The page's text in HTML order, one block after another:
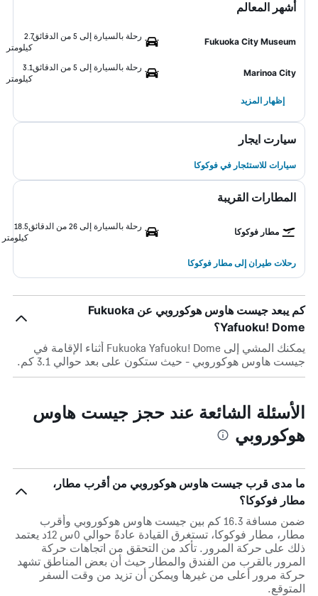
أشهر المعالم
Fukuoka City Museum
رحلة بالسيارة إلى 5 من الدقائق
2.7
كيلومتر
Marinoa City
رحلة بالسيارة إلى 5 من الدقائق
3.1
كيلومتر
إظهار المزيد
سيارت ايجار
سيارات للاستئجار في فوكوكا
المطارات القريبة
مطار فوكوكا
رحلة بالسيارة إلى 26 من الدقائق
18.5
كيلومتر
رحلات طيران إلى مطار فوكوكا
كم يبعد جيست هاوس هوكوروبي عن Fukuoka
Yafuoku! Dome؟
يمكنك المشي إلى Fukuoka Yafuoku! Dome أثناء الإقامة في
جيست هاوس هوكوروبي - حيث ستكون على بعد حوالي 3.1 كم.
الأسئلة الشائعة عند حجز جيست هاوس
هوكوروبي
ما مدى قرب جيست هاوس هوكوروبي من أقرب مطار،
مطار فوكوكا؟
ضمن مسافة 16.3 كم بين جيست هاوس هوكوروبي وأقرب
مطار، مطار فوكوكا، تستغرق القيادة عادةً حوالي 0س 12د يعتمد
ذلك على حركة المرور. تأكد من التحقق من اتجاهات حركة
المرور بالقرب من الفندق والمطار حيث أن بعض المناطق تشهد
حركة مرور أعلى من غيرها ويمكن أن تزيد من وقت السفر
المتوقع.